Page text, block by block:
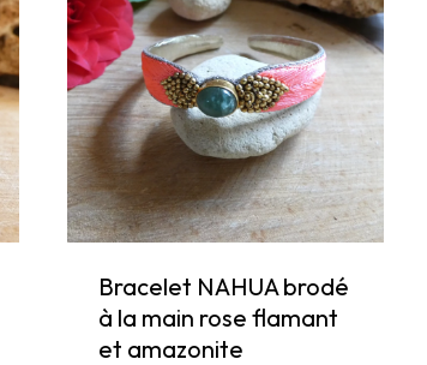
Bracelet NAHUA brodé
à la main rose flamant
et amazonite